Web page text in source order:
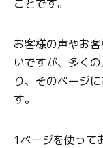
ことです。
お客様の声やお
いですが、多く
り、そのページ
す。
1ページを使って